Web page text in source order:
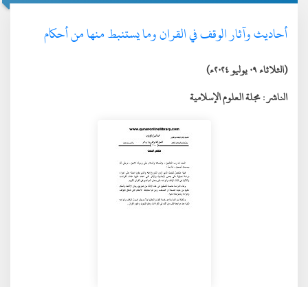
أحاديث وآثار الوقف في القران وما يستنبط منها من أحكام
(الثلاثاء ٠٩ يوليو ٢٠٢٤ء)
الناشر :مجلة العلوم الإسلامية